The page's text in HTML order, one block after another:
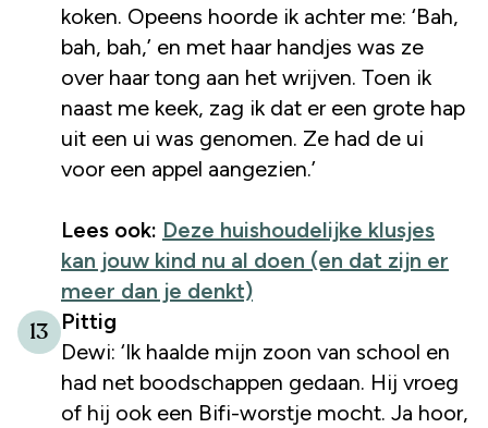
koken. Opeens hoorde ik achter me: ‘Bah,
bah, bah,’ en met haar handjes was ze
over haar tong aan het wrijven. Toen ik
naast me keek, zag ik dat er een grote hap
uit een ui was genomen. Ze had de ui
voor een appel aangezien.’
Lees ook: Deze huishoudelijke klusjes
kan jouw kind nu al doen (en dat zijn er
meer dan je denkt)
13
Pittig
Dewi: ‘Ik haalde mijn zoon van school en
had net boodschappen gedaan. Hij vroeg
of hij ook een Bifi-worstje mocht. Ja hoor,